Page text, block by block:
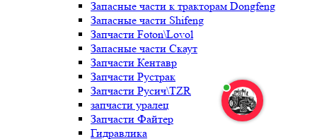
Запасные части к тракторам Dongfeng
Запасные части Shifeng
Запчасти Foton\Lovol
Запасные части Скаут
Запчасти Кентавр
Запчасти Рустрак
Запчасти Русич\TZR
запчасти уралец
Запчасти Файтер
Гидравлика